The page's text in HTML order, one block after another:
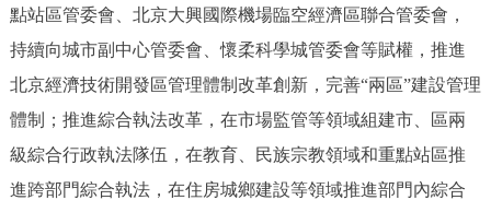
北京概況 十六區概覽 人文北京
綠色北京 圖説北京 視頻北京
多語種
ENGLISH 한국어 日本語
點站區管委會、北京大興國際機場臨空經濟區聯合管委會，
持續向城市副中心管委會、懷柔科學城管委會等賦權，推進
北京經濟技術開發區管理體制改革創新，完善“兩區”建設管理
體制；推進綜合執法改革，在市場監管等領域組建市、區兩
級綜合行政執法隊伍，在教育、民族宗教領域和重點站區推
進跨部門綜合執法，在住房城鄉建設等領域推進部門內綜合